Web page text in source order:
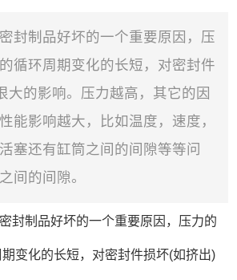
封制品好坏的一个重要原因，压
循环周期变化的长短，对密封件
大的影响。压力越高，其它的因
能影响越大，比如温度，速度，
塞还有缸筒之间的间隙等等问
间的间隙。
制品好坏的一个重要原因，压力的
变化的长短，对密封件损坏(如挤出)